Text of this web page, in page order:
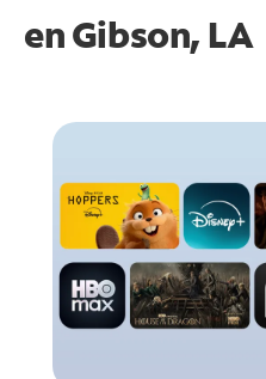
enGibson, LA